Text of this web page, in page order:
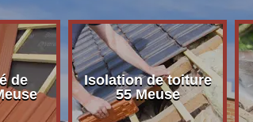
de
Isolation de toiture
55 Meuse